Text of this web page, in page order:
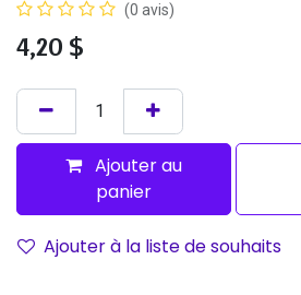
(0 avis)
4,20 $
Ajouter au
panier
Ajouter à la liste de souhaits